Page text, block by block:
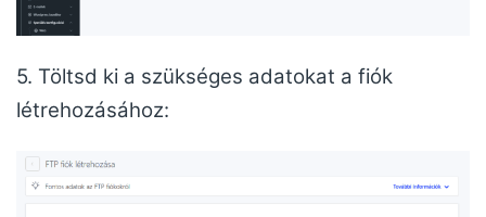
5. Töltsd ki a szükséges adatokat a fiók
létrehozásához: